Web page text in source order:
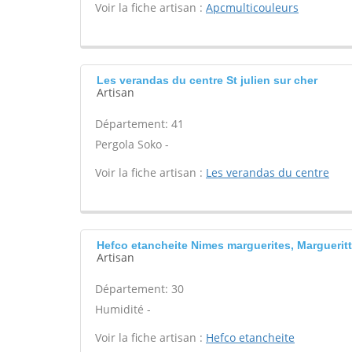
Voir la fiche artisan : Apcmulticouleurs
Les verandas du centre St julien sur cher
Artisan
Département: 41
Pergola Soko -
Voir la fiche artisan : Les verandas du centre
Hefco etancheite Nimes marguerites,
Artisan
Département: 30
Humidité -
Voir la fiche artisan : Hefco etancheite